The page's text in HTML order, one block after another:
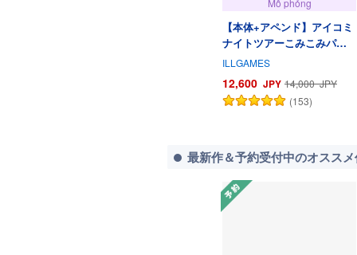
【本体+アペンド】アイコミ
ナイトツアーこみこみパッ
ク
ILLGAMES
12,600 JPY 14,000JPY
(153)
最新作＆予約受付中のオスス